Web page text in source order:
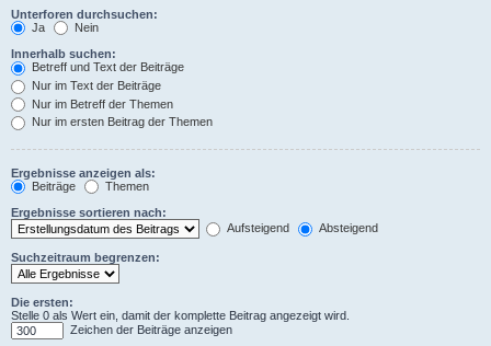
Unterforen durchsuchen:
Ja
Nein
Innerhalb suchen:
Betreff und Text der Beiträge
Nur im Text der Beiträge
Nur im Betreff der Themen
Nur im ersten Beitrag der Themen
Ergebnisse anzeigen als:
Beiträge
Themen
Ergebnisse sortieren nach:
Aufsteigend
Absteigend
Suchzeitraum begrenzen:
Die ersten:
Stelle 0 als Wert ein, damit der komplette Beitrag angezeigt wird.
Zeichen der Beiträge anzeigen